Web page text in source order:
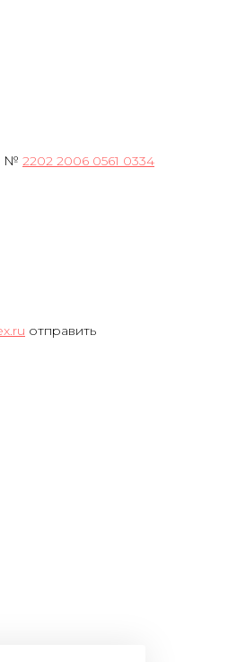
№ 2202 2006 0561 0334
отправить